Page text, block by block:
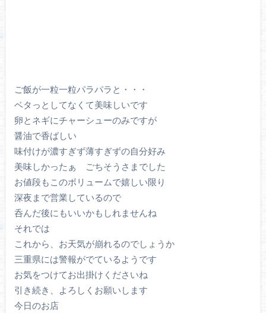
ご飯が一粒一粒パラパラと・・・
ベタっとしてなくて美味しいです
卵とネギにチャーシューのみですが
醤油で香ばしい
味付けが濃すぎず薄すぎずの自分好み
美味しかったぁ ごちそうさまでした
お値段もこのボリュームで嬉しい限り
深夜まで営業しているので
呑んだ後にもいいかもしれませんね
それでは
これから、お天気が崩れるのでしょうか
三重県には警報がでているようです
お気をつけてお出掛けくださいね
引き続き、よろしくお願いします
今日のお店